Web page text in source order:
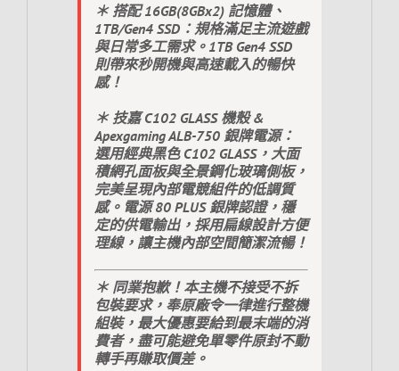
＊ 搭配 16GB(8GBx2) 記憶體、
1TB/Gen4 SSD：規格滿足主流遊戲
與日常多工需求。1TB Gen4 SSD
則帶來秒開機與高速載入的暢快
感！
＊ 技嘉 C102 GLASS 機殼 &
Apexgaming ALB-750 銀牌電源：
選用經典黑色 C102 GLASS，大面
積網孔面板與全景鋼化玻璃側板，
完美呈現內部電競組件的低調質
感。電源 80 PLUS 銀牌認證，穩
定的供電輸出，採用扁線設計方便
理線，讓主機內部空間簡潔流暢！
＊ 同業抱歉！本主機不接受不拆
包裝要求，奉原廠令一律進行整機
組裝，最大優惠要給到最末端的消
費者，盡可能避免單零件原封不動
轉手再賺取價差。